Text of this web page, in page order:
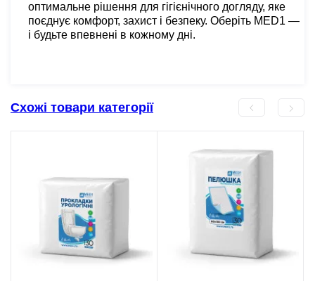
оптимальне рішення для гігієнічного догляду, яке
поєднує комфорт, захист і безпеку. Оберіть MED1 —
і будьте впевнені в кожному дні.
Схожі товари категорії